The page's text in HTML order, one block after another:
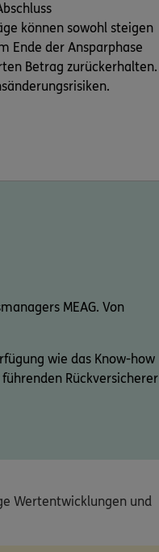
können sowohl steigen
Ende der Ansparphase
Betrag zurückerhalten.
MEAG. Von
wie das Know-how
Rückversicherer
Wertentwicklungen und